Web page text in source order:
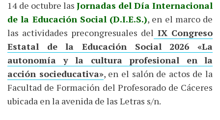
14 de octubre las Jornadas del Día Internacional
de la Educación Social (D.I.E.S.), en el marco de
las actividades precongresuales del IX Congreso
Estatal de la Educación Social 2026 «La
autonomía y la cultura profesional en la
acción socieducativa», en el salón de actos de la
Facultad de Formación del Profesorado de Cáceres
ubicada en la avenida de las Letras s/n.